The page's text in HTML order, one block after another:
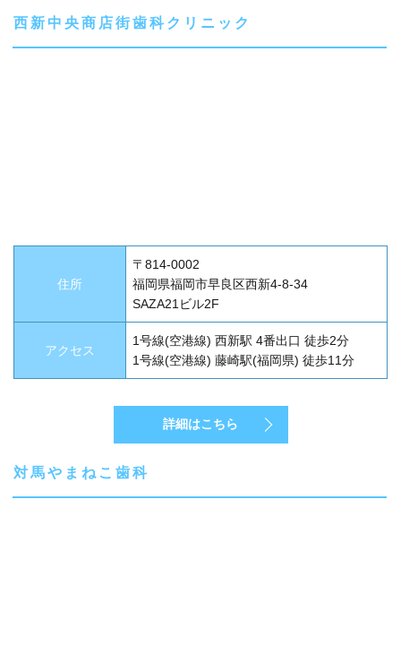
西新中央商店街歯科クリニック
住所
〒814-0002
福岡県福岡市早良区西新4-8-34
SAZA21ビル2F
アクセス
1号線(空港線) 西新駅 4番出口 徒歩2分
1号線(空港線) 藤崎駅(福岡県) 徒歩11分
詳細はこちら
対馬やまねこ歯科